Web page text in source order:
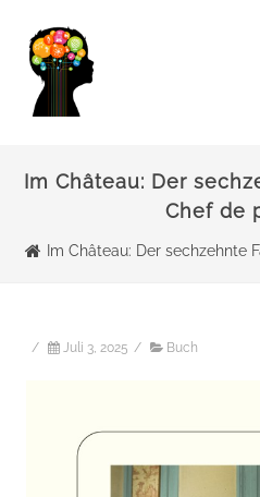
Im Château: Der
Chef de
Im Château: Der sechzehnte
/ Juli 3, 2025 / Buch